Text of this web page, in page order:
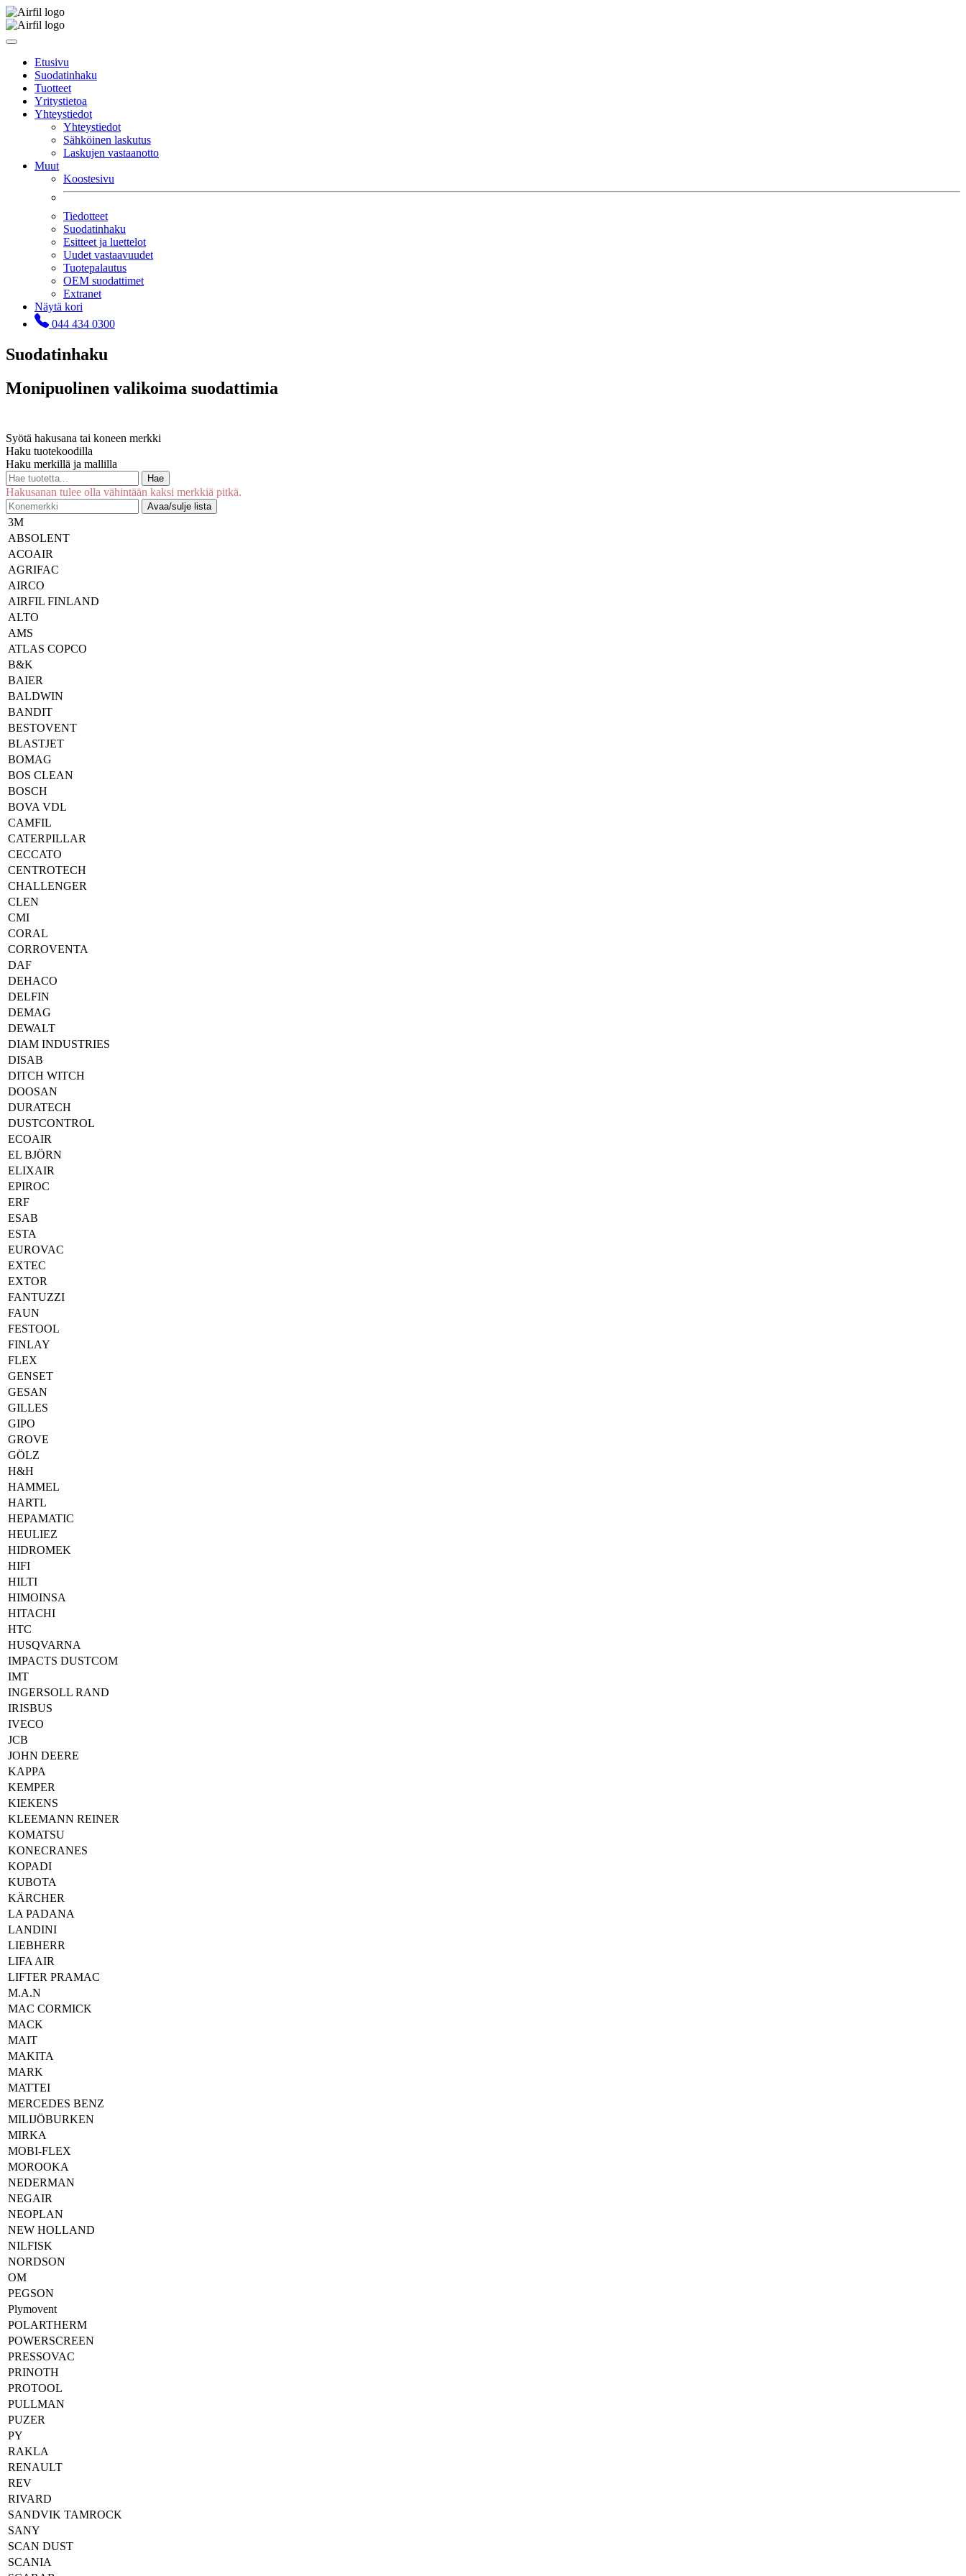
Etusivu
Suodatinhaku
Tuotteet
Yritystietoa
Yhteystiedot
Yhteystiedot
Sähköinen laskutus
Laskujen vastaanotto
Muut
Koostesivu
Tiedotteet
Suodatinhaku
Esitteet ja luettelot
Uudet vastaavuudet
Tuotepalautus
OEM suodattimet
Extranet
Näytä kori
044 434 0300
Suodatinhaku
Monipuolinen valikoima suodattimia
Syötä hakusana tai koneen merkki
Haku tuotekoodilla
Haku merkillä ja mallilla
Hae
Hakusanan tulee olla vähintään kaksi merkkiä pitkä.
Avaa/sulje lista
3M
ABSOLENT
ACOAIR
AGRIFAC
AIRCO
AIRFIL FINLAND
ALTO
AMS
ATLAS COPCO
B&K
BAIER
BALDWIN
BANDIT
BESTOVENT
BLASTJET
BOMAG
BOS CLEAN
BOSCH
BOVA VDL
CAMFIL
CATERPILLAR
CECCATO
CENTROTECH
CHALLENGER
CLEN
CMI
CORAL
CORROVENTA
DAF
DEHACO
DELFIN
DEMAG
DEWALT
DIAM INDUSTRIES
DISAB
DITCH WITCH
DOOSAN
DURATECH
DUSTCONTROL
ECOAIR
EL BJÖRN
ELIXAIR
EPIROC
ERF
ESAB
ESTA
EUROVAC
EXTEC
EXTOR
FANTUZZI
FAUN
FESTOOL
FINLAY
FLEX
GENSET
GESAN
GILLES
GIPO
GROVE
GÖLZ
H&H
HAMMEL
HARTL
HEPAMATIC
HEULIEZ
HIDROMEK
HIFI
HILTI
HIMOINSA
HITACHI
HTC
HUSQVARNA
IMPACTS DUSTCOM
IMT
INGERSOLL RAND
IRISBUS
IVECO
JCB
JOHN DEERE
KAPPA
KEMPER
KIEKENS
KLEEMANN REINER
KOMATSU
KONECRANES
KOPADI
KUBOTA
KÄRCHER
LA PADANA
LANDINI
LIEBHERR
LIFA AIR
LIFTER PRAMAC
M.A.N
MAC CORMICK
MACK
MAIT
MAKITA
MARK
MATTEI
MERCEDES BENZ
MILIJÖBURKEN
MIRKA
MOBI-FLEX
MOROOKA
NEDERMAN
NEGAIR
NEOPLAN
NEW HOLLAND
NILFISK
NORDSON
OM
PEGSON
Plymovent
POLARTHERM
POWERSCREEN
PRESSOVAC
PRINOTH
PROTOOL
PULLMAN
PUZER
PY
RAKLA
RENAULT
REV
RIVARD
SANDVIK TAMROCK
SANY
SCAN DUST
SCANIA